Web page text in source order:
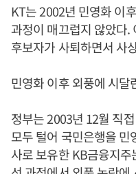
KT는 2002년 민영화 이
과정이 매끄럽지 않았다
후보자가 사퇴하면서 사
민영화 이후 외풍에 시
정부는 2003년 12월 직
모두 털어 국민은행을
사로 보유한 KB금융지